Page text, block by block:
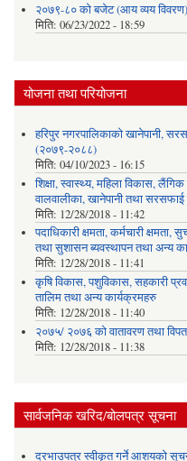
२०७९-८० को बजेट (आय व्यय विवरण)
मिति: 06/23/2022 - 18:59
योजना तथा परियोजना
हरिपुर नगरपालिकाको खानेपानी,
(२०७९-२०८८)
मिति: 04/10/2023 - 16:15
शिक्षा, स्वास्थ्य, महिला विकास,
वालवालीका, खानेपानी तथा
मिति: 12/28/2018 - 11:42
पदाधिकारी क्षमता, कर्मचारी क्षमता,
तथा सुशासन ब्यवस्थापन तथा अन्य
मिति: 12/28/2018 - 11:41
कृषि विकास, पशुविकास, सहकारी
तालिम तथा अन्य कार्यक्रमहरु
मिति: 12/28/2018 - 11:40
२०७५/ २०७६ को वातावरण तथा
मिति: 12/28/2018 - 11:38
सार्वजनिक खरिद/बोलपत्र सूचना
दरभाउपत्र स्वीकृत गर्ने आशयको